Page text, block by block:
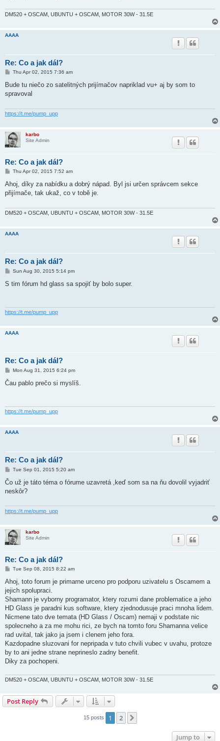
DM520 + OSCAM, UBUNTU + OSCAM, MOTOR 30W - 31.5E
AAAA
Re: Co a jak dál?
P
s
Thu Apr 02, 2015 7:36 am
Bude tu niečo zo satelitných prijímačov napriklad vu+ aj by som to
spravoval
https://t.me/pump_upp
karbo
Site Admin
Re: Co a jak dál?
P
s
Thu Apr 02, 2015 7:52 am
Ahoj, díky za nabídku a dobrý nápad. Byl jsi určen správcem sekce
přijímače, tak ukaž, co v tobě je.
DM520 + OSCAM, UBUNTU + OSCAM, MOTOR 30W - 31.5E
AAAA
Re: Co a jak dál?
P
s
Sun Aug 30, 2015 5:14 pm
S tim fórum hd glass sa spojiť by bolo super.
https://t.me/pump_upp
AAAA
Re: Co a jak dál?
P
s
Mon Aug 31, 2015 6:24 pm
Čau pablo prečo si myslíš.
https://t.me/pump_upp
AAAA
Re: Co a jak dál?
P
s
Tue Sep 01, 2015 5:20 am
Čo už je táto téma o fórume uzavretá ,keď som sa na ňu dovolil vyjadriť
neskôr?
https://t.me/pump_upp
karbo
Site Admin
Re: Co a jak dál?
P
s
Tue Sep 08, 2015 8:22 am
Ahoj, toto forum je primarne urceno pro podporu uzivatelu s Oscamem a
jejich spolupraci.
Shamann je vyborny programator, ktery rozumi dane problematice a jeho
HD Glass je paradni kus software, ktery zjednodusuje praci mnoha lidem.
Nicmene tato dve temata (HD Glass / Oscam) nemaji v podstate nic
spolecneho a za me mohu rici, ze bych na tomto foru Shamanna velice
rad uvital, tak jako ja jsem i clenem jeho fora.
Kazdopadne sluzovani for nepripada v tuto chvili vubec v uvahu, protoze
by to ani jedne strane neprineslo zadny benefit.
Diky za pochopeni.
DM520 + OSCAM, UBUNTU + OSCAM, MOTOR 30W - 31.5E
Post Reply
15 posts 1 2
Jump to